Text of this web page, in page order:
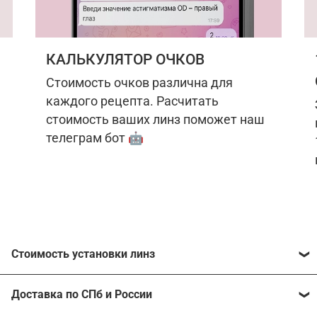
КАЛЬКУЛЯТОР ОЧКОВ
Стоимость очков различна для
каждого рецепта. Расчитать
стоимость ваших линз поможет наш
телеграм бот 🤖
Стоимость установки линз
Расчитать стоимость ваших линз поможет
Доставка по СПб и России